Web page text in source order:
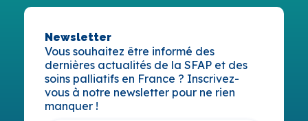
Newsletter
Vous souhaitez être informé des
dernières actualités de la SFAP et des
soins palliatifs en France ? Inscrivez-
vous à notre newsletter pour ne rien
manquer !